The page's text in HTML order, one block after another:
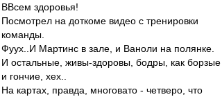
ВВсем здоровья!
Посмотрел на доткоме видео с тренировки
команды.
Фуух..И Мартинс в зале, и Ваноли на полянке.
И остальные, живы-здоровы, бодры, как борзые
и гончие, хех..
На картах, правда, многовато - четверо, что